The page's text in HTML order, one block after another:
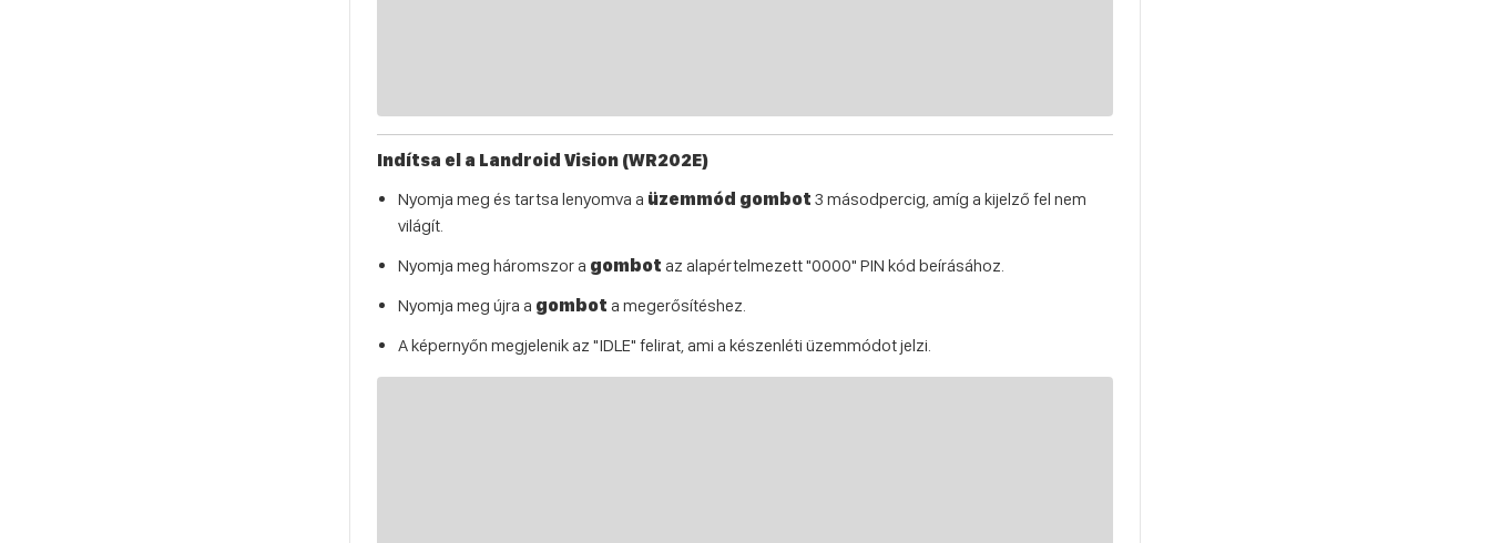
Indítsa el a Landroid Vision (WR202E)
Nyomja meg és tartsa lenyomva a üzemmód gombot 3 másodpercig, amíg a kijelző fel nem
világít.
Nyomja meg háromszor a gombot az alapértelmezett "0000" PIN kód beírásához.
Nyomja meg újra a gombot a megerősítéshez.
A képernyőn megjelenik az "IDLE" felirat, ami a készenléti üzemmódot jelzi.